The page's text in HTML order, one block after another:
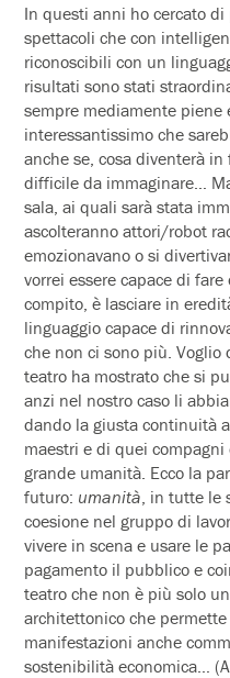
In questi anni ho cercato
spettacoli che con
riconoscibili con un
risultati sono stati
sempre mediamente piene
interessantissimo che
anche se, cosa diventerà
difficile da immaginare…
sala, ai quali sarà stata
ascolteranno attori/robot
emozionavano o si
vorrei essere capace di
compito, è lasciare in
linguaggio capace di
che non ci sono più.
teatro ha mostrato che si
anzi nel nostro caso li
dando la giusta continuità
maestri e di quei
grande umanità. Ecco la
futuro: umanità , in tutte
coesione nel gruppo di
vivere in scena e usare le
pagamento il pubblico e
teatro che non è più solo
architettonico che
manifestazioni anche
sostenibilità economica…